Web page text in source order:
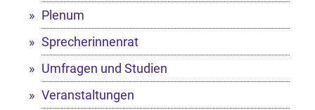
Plenum
Sprecherinnenrat
Umfragen und Studien
Veranstaltungen